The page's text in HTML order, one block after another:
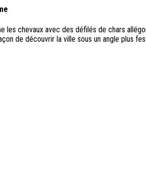
les chevaux avec des défilés de chars
de découvrir la ville sous un angle plus